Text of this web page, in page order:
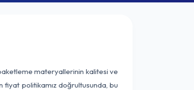
materyallerinin kalitesi ve
politikamız doğrultusunda, bu